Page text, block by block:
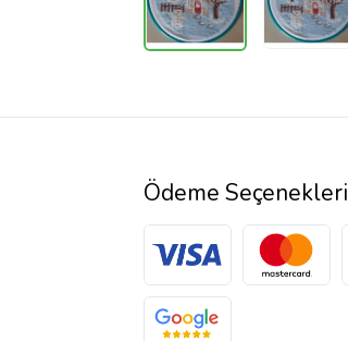
Ödeme Seçenekleri